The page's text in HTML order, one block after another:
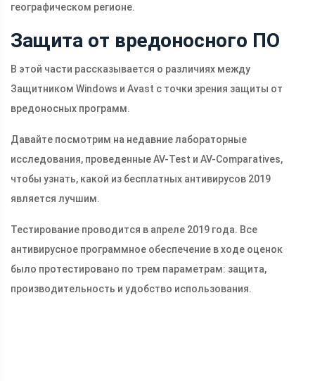
географическом регионе.
Защита от вредоносного ПО
В этой части рассказывается о различиях между
Защитником Windows и Avast с точки зрения защиты от
вредоносных программ.
Давайте посмотрим на недавние лабораторные
исследования, проведенные AV-Test и AV-Comparatives,
чтобы узнать, какой из бесплатных антивирусов 2019
является лучшим.
Тестирование проводится в апреле 2019 года. Все
антивирусное программное обеспечение в ходе оценок
было протестировано по трем параметрам: защита,
производительность и удобство использования.